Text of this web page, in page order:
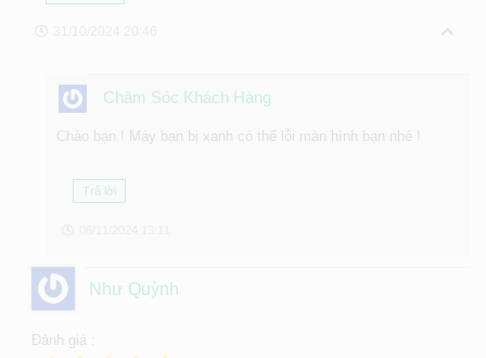
Chăm Sóc Khách Hàng
Chào bạn ! Máy bạn bị xanh có thể lỗi màn hình bạn nhé !
Trả lời
Như Quỳnh
Đánh giá :